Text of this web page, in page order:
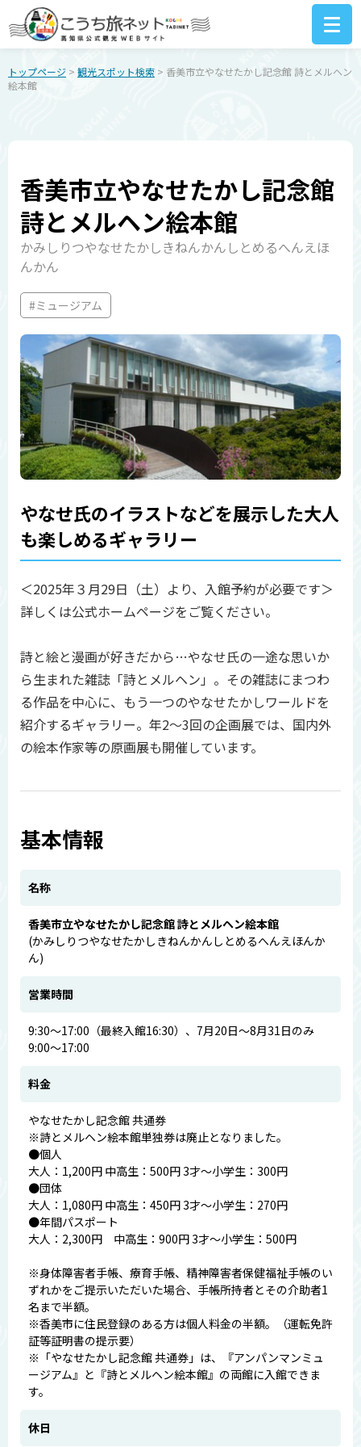
トップページ > 観光スポット検索 > 香美市立やなせたかし記念館 詩とメルヘン
絵本館
香美市立やなせたかし記念館
詩とメルヘン絵本館
かみしりつやなせたかしきねんかんしとめるへんえほ
んかん
#ミュージアム
やなせ氏のイラストなどを展示した大人
も楽しめるギャラリー
＜2025年３月29日（土）より、入館予約が必要です＞
詳しくは公式ホームページをご覧ください。
詩と絵と漫画が好きだから…やなせ氏の一途な思いか
ら生まれた雑誌「詩とメルヘン」。その雑誌にまつわ
る作品を中心に、もう一つのやなせたかしワールドを
紹介するギャラリー。年2～3回の企画展では、国内外
の絵本作家等の原画展も開催しています。
基本情報
名称
香美市立やなせたかし記念館 詩とメルヘン絵本館
(かみしりつやなせたかしきねんかんしとめるへんえほんか
ん)
営業時間
9:30～17:00（最終入館16:30）、7月20日～8月31日のみ
9:00～17:00
料金
やなせたかし記念館 共通券
※詩とメルヘン絵本館単独券は廃止となりました。
●個人
大人：1,200円 中高生：500円 3才～小学生：300円
●団体
大人：1,080円 中高生：450円 3才～小学生：270円
●年間パスポート
大人：2,300円 中高生：900円 3才～小学生：500円
※身体障害者手帳、療育手帳、精神障害者保健福祉手帳のい
ずれかをご提示いただいた場合、手帳所持者とその介助者1
名まで半額。
※香美市に住民登録のある方は個人料金の半額。（運転免許
証等証明書の提示要）
※「やなせたかし記念館 共通券」は、『アンパンマンミュ
ージアム』と『詩とメルヘン絵本館』の両館に入館できま
す。
休日